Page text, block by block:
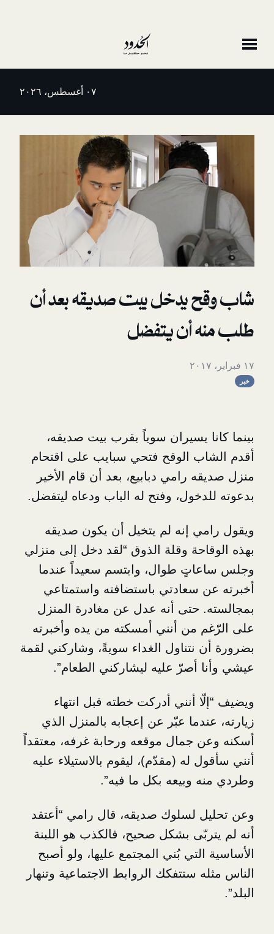
يدخل بيت صديقه بعد أن
أن يتفضل
يسيران سوياً بقرب بيت صديقه،
الوقح فتحي سبايب على اقتحام
رامي دبابيع، بعد أن قام الأخير
وفتح له الباب ودعاه ليتفضل.
إنه لم يتخيل أن يكون صديقه
وقلة الذوق “لقد دخل إلى منزلي
طوال، وابتسم سعيداً عندما
سعادتي باستضافته واستمتاعي
حتى أنه عدل عن مغادرة المنزل
من أنني أمسكته من يده وأخبرته
نتناول الغداء سويةً، وشاركني لقمة
أصرّ عليه ليشاركني الطعام”.
أنني أدركت خطته قبل انتهاء
عبّر عن إعجابه بالمنزل الذي
جمال موقعه ورحابة غرفه، معتقداً
له (مقدّم)، ليقوم بالاستيلاء عليه
وبيعه بكل ما فيه”.
لسلوك صديقه، قال رامي “أعتقد
بشكل صحيح، فالكذب هو اللبنة
بُني المجتمع عليها، ولو أصبح
ستتفكك الروابط الاجتماعية وتنهار